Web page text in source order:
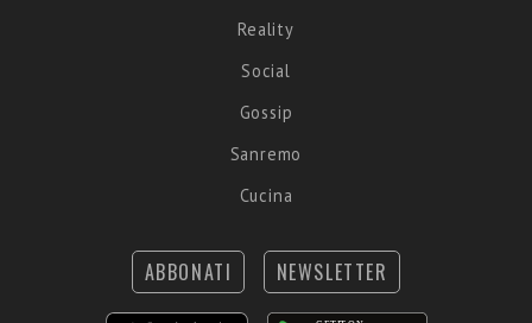
Reality
Social
Gossip
Sanremo
Cucina
ABBONATI NEWSLETTER